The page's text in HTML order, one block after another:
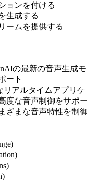
ョンを付ける
生成する
ームを提供する
の最新の音声生成モ
ート
アルタイムアプリケ
度な音声制御をサポー
ざまな音声特性を制御